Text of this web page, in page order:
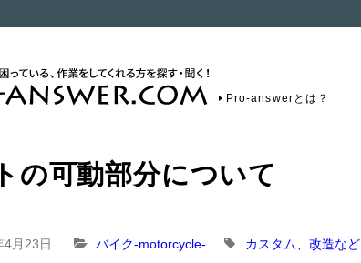
Pro-answerとは？
の可動部分について
4月23日 バイク-motorcycle- カスタム、改造など